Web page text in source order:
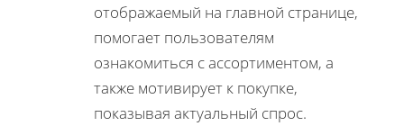
отображаемый на главной странице,
помогает пользователям
ознакомиться с ассортиментом, а
также мотивирует к покупке,
показывая актуальный спрос.